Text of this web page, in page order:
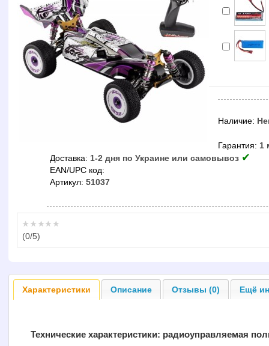
Наличие:
Гарантия: 1
Доставка: 1-2 дня по Украине или самовывоз ✔
EAN/UPC код:
Артикул: 51037
(0/5)
Характеристики Описание Отзывы (0) Ещё
Технические характеристики: радиоуправляемая